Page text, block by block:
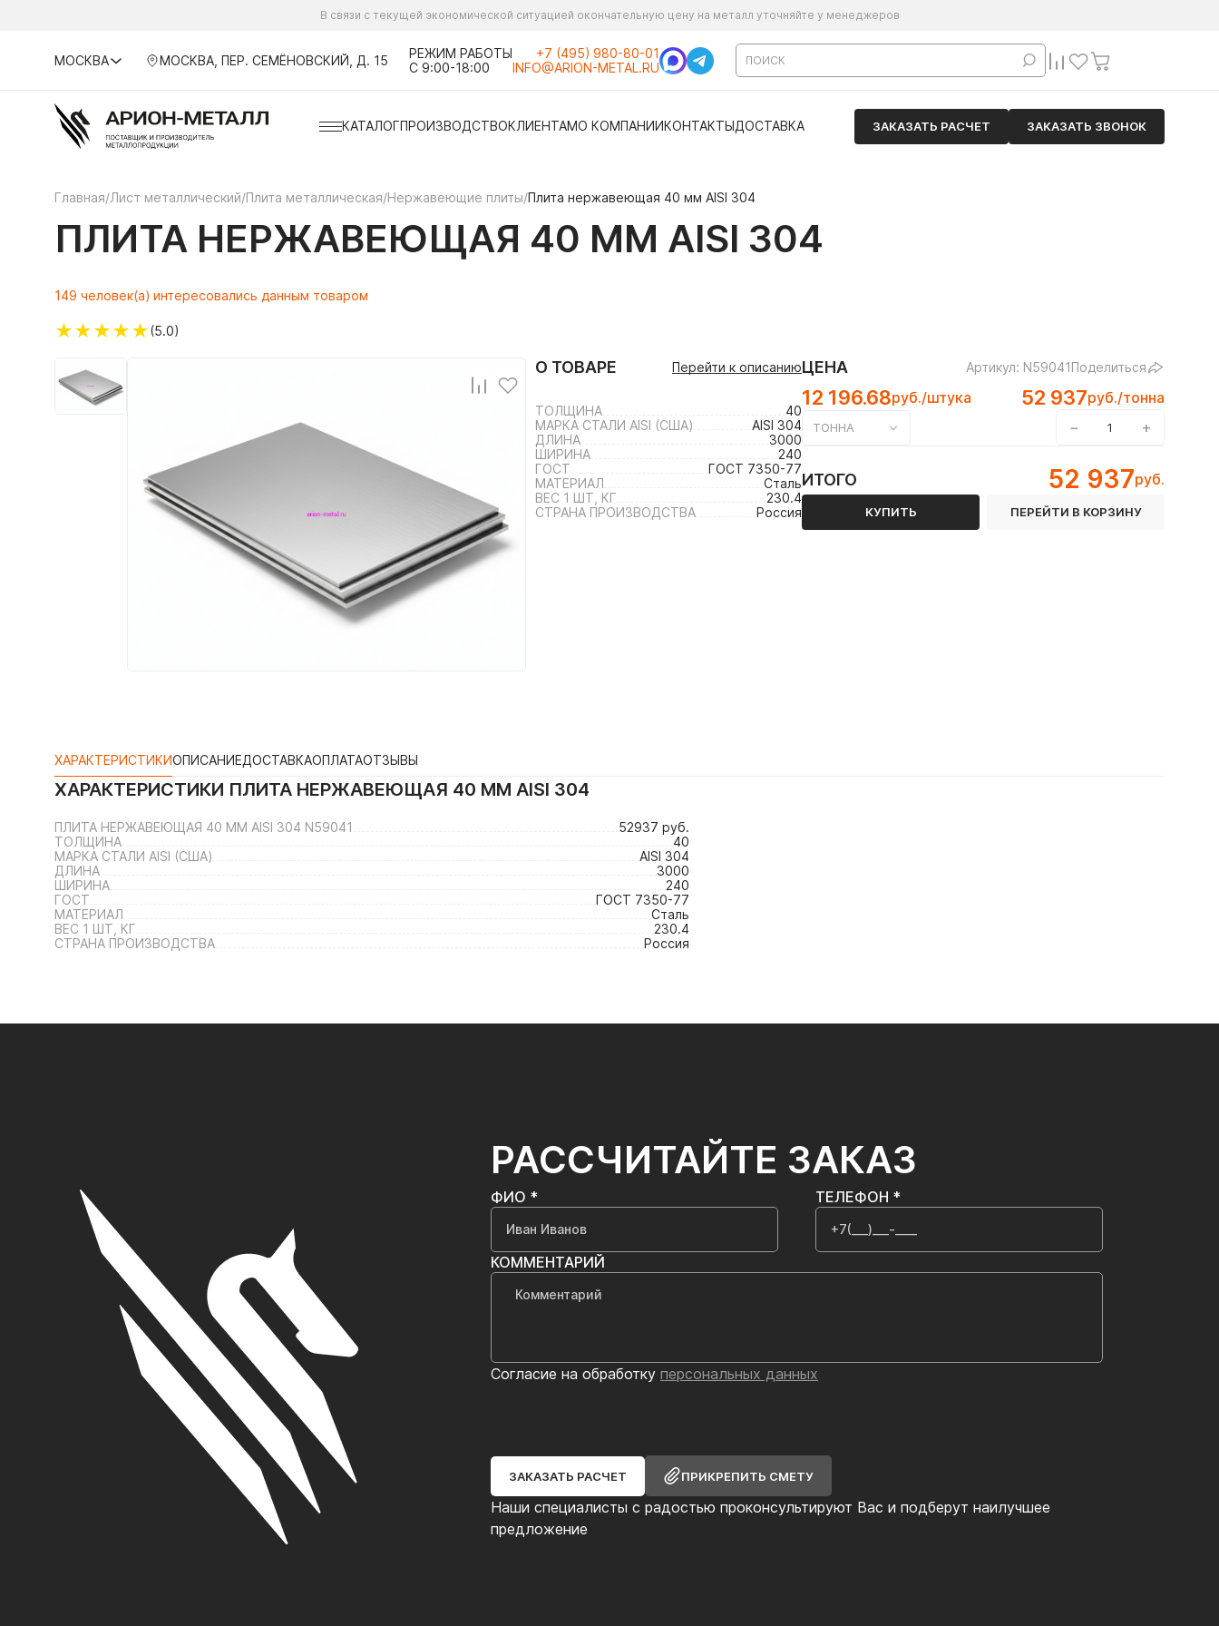
В связи с текущей экономической ситуацией окончательную цену на металл уточняйте у менеджеров
МОСКВА МОСКВА, ПЕР. СЕМЁНОВСКИЙ, Д. 15
РЕЖИМ РАБОТЫ
С 9:00-18:00
+7 (495) 980-80-01
INFO@ARION-METAL.RU
КАТАЛОГПРОИЗВОДСТВОКЛИЕНТАМО КОМПАНИИКОНТАКТЫДОСТАВКА ЗАКАЗАТЬ РАСЧЕТ ЗАКАЗАТЬ ЗВОНОК
Главная/Лист металлический/Плита металлическая/Нержавеющие плиты/Плита нержавеющая 40 мм AISI 304
ПЛИТА НЕРЖАВЕЮЩАЯ 40 ММ AISI 304
149 человек(а) интересовались данным товаром
★★★★★(5.0)
О ТОВАРЕ Перейти к описанию
ТОЛЩИНА
40
МАРКА СТАЛИ AISI (США)
AISI 304
ДЛИНА
3000
ШИРИНА
240
ГОСТ
ГОСТ 7350-77
МАТЕРИАЛ
Сталь
ВЕС 1 ШТ, КГ
230.4
СТРАНА ПРОИЗВОДСТВА
Россия
ЦЕНА Артикул: N59041Поделиться
12 196.68руб./штука 52 937руб./тонна
ТОННА − +
ИТОГО 52 937руб.
КУПИТЬ ПЕРЕЙТИ В КОРЗИНУ
ХАРАКТЕРИСТИКИОПИСАНИЕДОСТАВКАОПЛАТАОТЗЫВЫ
ХАРАКТЕРИСТИКИ ПЛИТА НЕРЖАВЕЮЩАЯ 40 ММ AISI 304
ПЛИТА НЕРЖАВЕЮЩАЯ 40 ММ AISI 304 N59041
52937 руб.
ТОЛЩИНА
40
МАРКА СТАЛИ AISI (США)
AISI 304
ДЛИНА
3000
ШИРИНА
240
ГОСТ
ГОСТ 7350-77
МАТЕРИАЛ
Сталь
ВЕС 1 ШТ, КГ
230.4
СТРАНА ПРОИЗВОДСТВА
Россия
РАССЧИТАЙТЕ ЗАКАЗ
Наши специалисты с радостью проконсультируют Вас и подберут наилучшее
предложение
ФИО * ТЕЛЕФОН *
КОММЕНТАРИЙ
Согласие на обработку персональных данных
ЗАКАЗАТЬ РАСЧЕТ ПРИКРЕПИТЬ СМЕТУ